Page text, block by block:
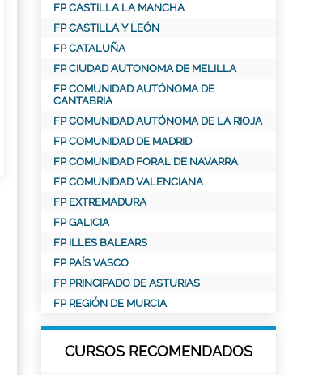
FP CASTILLA LA MANCHA
FP CASTILLA Y LEÓN
FP CATALUÑA
FP CIUDAD AUTONOMA DE MELILLA
FP COMUNIDAD AUTÓNOMA DE
CANTABRIA
FP COMUNIDAD AUTÓNOMA DE LA RIOJA
FP COMUNIDAD DE MADRID
FP COMUNIDAD FORAL DE NAVARRA
FP COMUNIDAD VALENCIANA
FP EXTREMADURA
FP GALICIA
FP ILLES BALEARS
FP PAÍS VASCO
FP PRINCIPADO DE ASTURIAS
FP REGIÓN DE MURCIA
CURSOS RECOMENDADOS